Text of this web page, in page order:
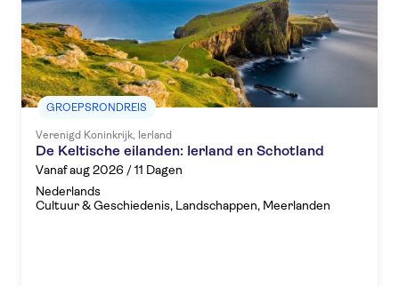
GROEPSRONDREIS
Verenigd Koninkrijk, Ierland
De Keltische eilanden: Ierland en Schotland
Vanaf aug 2026 / 11 Dagen
Nederlands
Cultuur & Geschiedenis, Landschappen, Meerlanden